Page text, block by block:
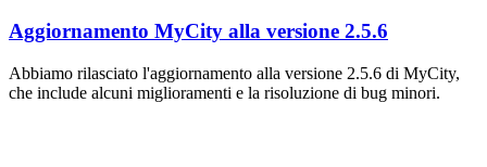
Aggiornamento MyCity alla versione 2.5.6
Abbiamo rilasciato l'aggiornamento alla versione 2.5.6 di MyCity,
che include alcuni miglioramenti e la risoluzione di bug minori.